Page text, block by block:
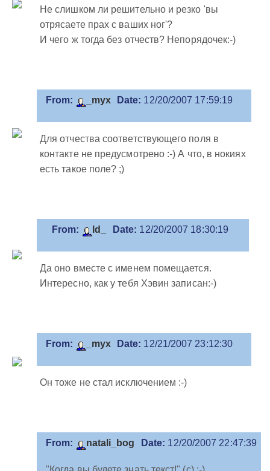
Не слишком ли решительно и резко 'вы
отрясаете прах с ваших ног'?
И чего ж тогда без отчеств? Непорядочек:-)
From: _myx Date: 12/20/2007 17:59:19
Для отчества соответствующего поля в
контакте не предусмотрено :-) А что, в нокиях
есть такое поле? ;)
From: ld_ Date: 12/20/2007 18:30:19
Да оно вместе с именем помещается.
Интересно, как у тебя Хэвин записан:-)
From: _myx Date: 12/21/2007 23:12:30
Он тоже не стал исключением :-)
From: natali_bog Date: 12/20/2007 22:47:39